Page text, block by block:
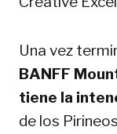
Una vez
BANFF
tiene la
de los